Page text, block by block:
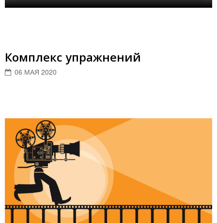
Комплекс упражнений
06 МАЯ 2020